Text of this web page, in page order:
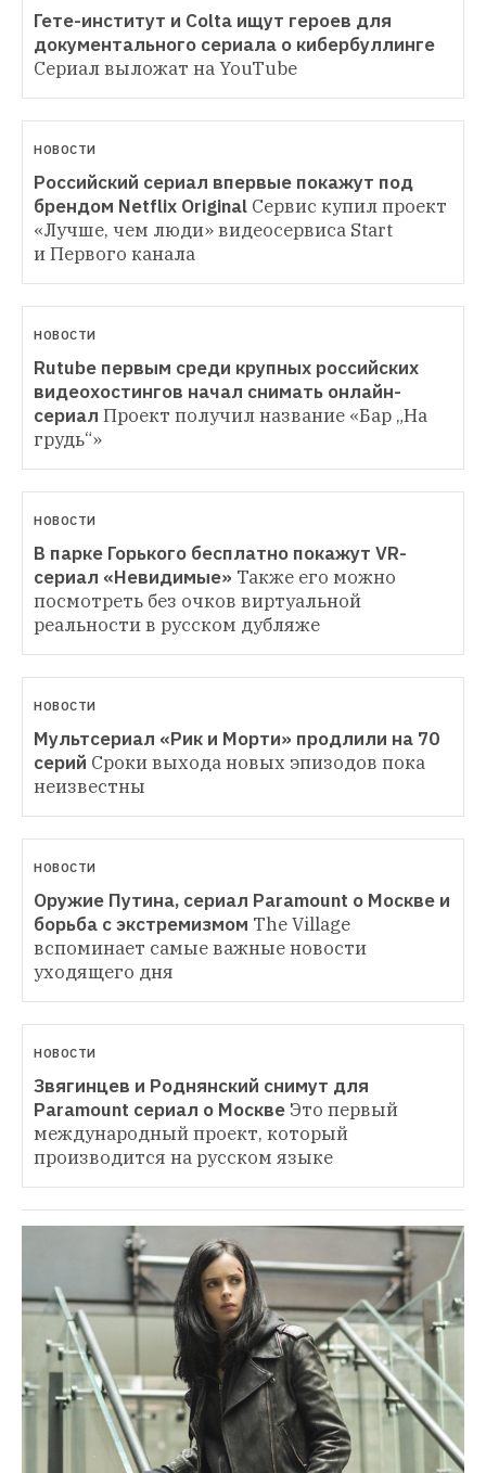
Гете-институт и Colta ищут героев для
документального сериала о кибербуллинге
Сериал выложат на YouTube
НОВОСТИ
Российский сериал впервые покажут под
брендом Netflix Original Сервис купил проект
«Лучше, чем люди» видеосервиса Start
и Первого канала
НОВОСТИ
Rutube первым среди крупных российских
видеохостингов начал снимать онлайн-
сериал Проект получил название «Бар „На
грудь“»
НОВОСТИ
В парке Горького бесплатно покажут VR-
сериал «Невидимые» Также его можно
посмотреть без очков виртуальной
реальности в русском дубляже
НОВОСТИ
Мультсериал «Рик и Морти» продлили на 70
серий Сроки выхода новых эпизодов пока
неизвестны
НОВОСТИ
Оружие Путина, сериал Paramount о Москве и
борьба с экстремизмом The Village
вспоминает самые важные новости
уходящего дня
НОВОСТИ
Звягинцев и Роднянский снимут для
Paramount сериал о Москве Это первый
международный проект, который
производится на русском языке